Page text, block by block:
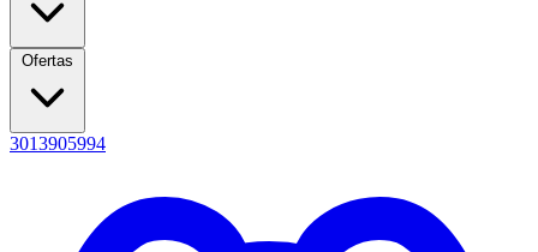
Ofertas
3013905994